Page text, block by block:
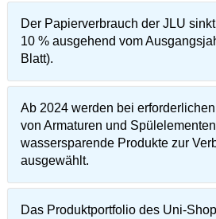
Der Papierverbrauch der JLU
10 % ausgehend vom
Blatt).
Ab 2024 werden bei
von Armaturen und
wassersparende Produkte zur
ausgewählt.
Das Produktportfolio des Uni-